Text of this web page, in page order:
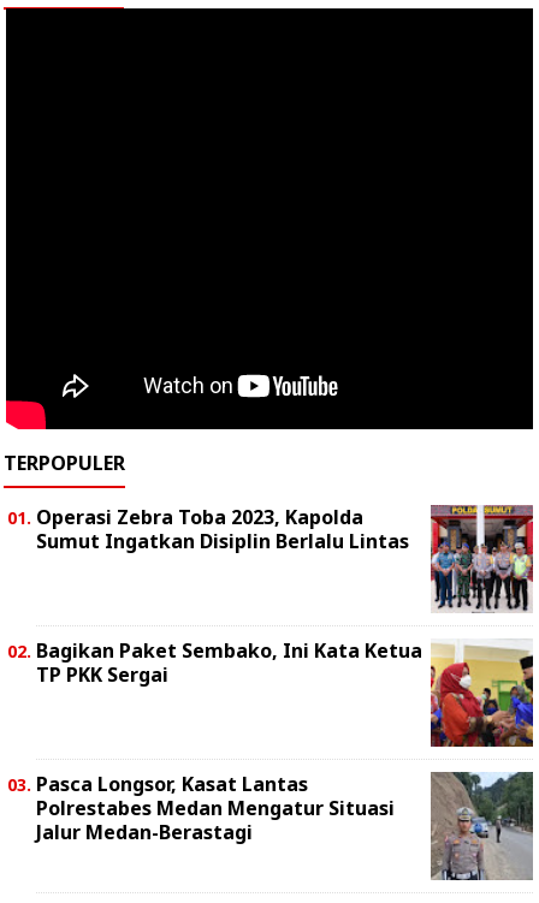
TERPOPULER
Operasi Zebra Toba 2023, Kapolda
Sumut Ingatkan Disiplin Berlalu Lintas
Bagikan Paket Sembako, Ini Kata Ketua
TP PKK Sergai
Pasca Longsor, Kasat Lantas
Polrestabes Medan Mengatur Situasi
Jalur Medan-Berastagi